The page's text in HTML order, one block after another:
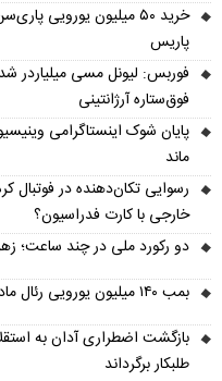
پاریس
فوق‌ستاره آرژانتینی
ماند
رسوایی تکان‌دهنده در فوتبال
خارجی با کارت فدراسیون؟
دو رکورد ملی در چند ساعت؛
بمب ۱۴۰ میلیون یورویی رئال مادرید؛ دیومانده ۱۹ ساله به مورینیو رسید
بازگشت اضطراری آدان به
طلبکار برگرداند